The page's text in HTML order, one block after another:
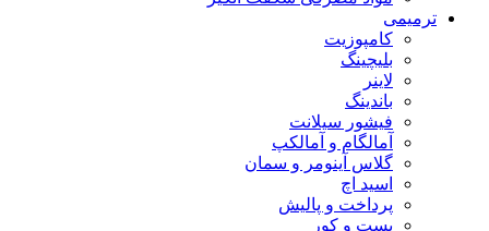
ترمیمی
کامپوزیت
بلیچینگ
لاینر
باندینگ
فیشور سیلانت
آمالگام و آمالکپ
گلاس آینومر و سمان
اسید اچ
پرداخت و پالیش
پست و کور